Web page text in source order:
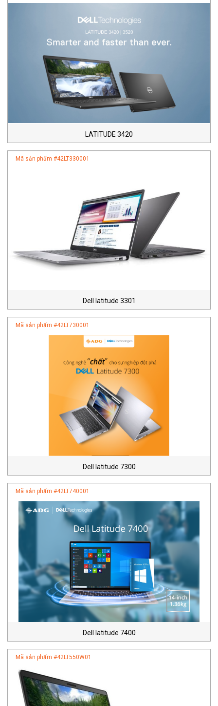
LATITUDE 3420
Mã sản phẩm #42LT330001
Dell latitude 3301
Mã sản phẩm #42LT730001
Dell latitude 7300
Mã sản phẩm #42LT740001
Dell latitude 7400
Mã sản phẩm #42LT550W01